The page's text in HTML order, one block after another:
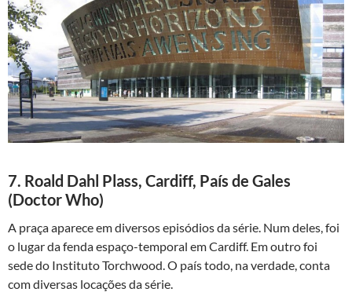
7. Roald Dahl Plass, Cardiff, País de Gales
(Doctor Who)
A praça aparece em diversos episódios da série. Num deles, foi
o lugar da fenda espaço-temporal em Cardiff. Em outro foi
sede do Instituto Torchwood. O país todo, na verdade, conta
com diversas locações da série.